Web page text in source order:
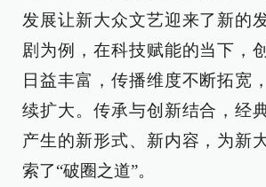
发展让新大众文艺迎来了新的
剧为例，在科技赋能的当下，
日益丰富，传播维度不断拓宽
续扩大。传承与创新结合，经
产生的新形式、新内容，为新
索了“破圈之道”。